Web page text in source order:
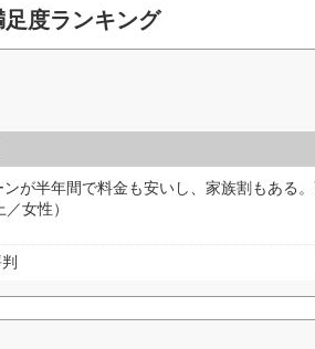
度ランキング
が半年間で料金も安いし、家族割もある
女性）